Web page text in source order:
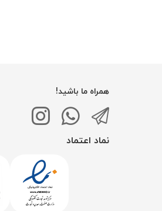
همراه ما باشید!
نماد اعتماد